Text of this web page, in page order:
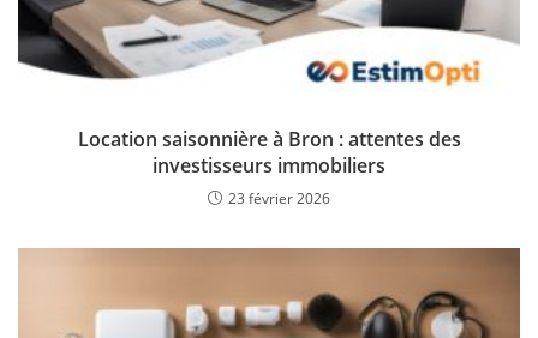
Location saisonnière à Bron : attentes des
investisseurs immobiliers
23 février 2026